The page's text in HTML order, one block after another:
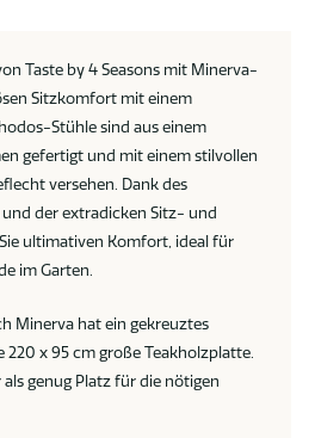
Taste by 4 Seasons mit Minerva-
Sitzkomfort mit einem
Stühle sind aus einem
gefertigt und mit einem stilvollen
versehen. Dank des
der extradicken Sitz- und
ultimativen Komfort, ideal für
im Garten.
Minerva hat ein gekreuztes
220 x 95 cm große Teakholzplatte.
genug Platz für die nötigen